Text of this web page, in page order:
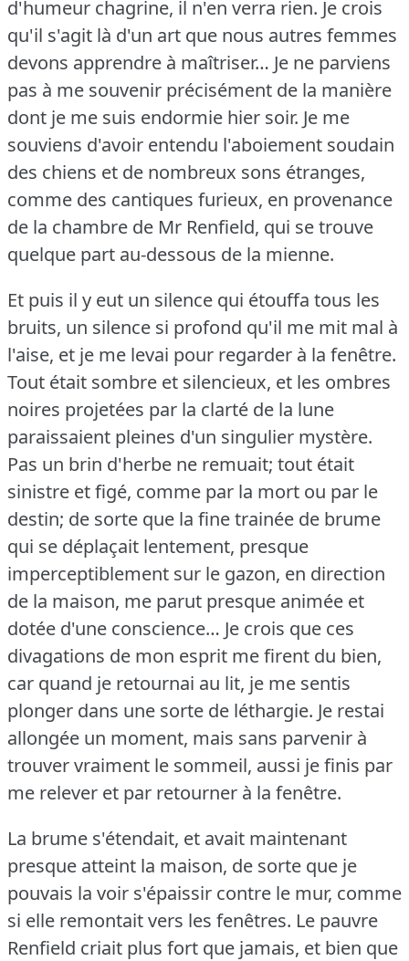
d'humeur chagrine, il n'en verra rien. Je crois
qu'il s'agit là d'un art que nous autres femmes
devons apprendre à maîtriser… Je ne parviens
pas à me souvenir précisément de la manière
dont je me suis endormie hier soir. Je me
souviens d'avoir entendu l'aboiement soudain
des chiens et de nombreux sons étranges,
comme des cantiques furieux, en provenance
de la chambre de Mr Renfield, qui se trouve
quelque part au-dessous de la mienne.
Et puis il y eut un silence qui étouffa tous les
bruits, un silence si profond qu'il me mit mal à
l'aise, et je me levai pour regarder à la fenêtre.
Tout était sombre et silencieux, et les ombres
noires projetées par la clarté de la lune
paraissaient pleines d'un singulier mystère.
Pas un brin d'herbe ne remuait; tout était
sinistre et figé, comme par la mort ou par le
destin; de sorte que la fine trainée de brume
qui se déplaçait lentement, presque
imperceptiblement sur le gazon, en direction
de la maison, me parut presque animée et
dotée d'une conscience… Je crois que ces
divagations de mon esprit me firent du bien,
car quand je retournai au lit, je me sentis
plonger dans une sorte de léthargie. Je restai
allongée un moment, mais sans parvenir à
trouver vraiment le sommeil, aussi je finis par
me relever et par retourner à la fenêtre.
La brume s'étendait, et avait maintenant
presque atteint la maison, de sorte que je
pouvais la voir s'épaissir contre le mur, comme
si elle remontait vers les fenêtres. Le pauvre
Renfield criait plus fort que jamais, et bien que